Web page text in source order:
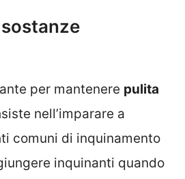
sostanze
per mantenere pulita
nell’imparare a
comuni di inquinamento
inquinanti quando